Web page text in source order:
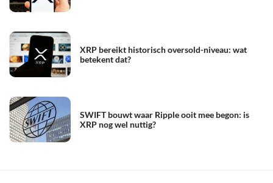
XRP bereikt historisch oversold-niveau: wat
betekent dat?
SWIFT bouwt waar Ripple ooit mee begon: is
XRP nog wel nuttig?